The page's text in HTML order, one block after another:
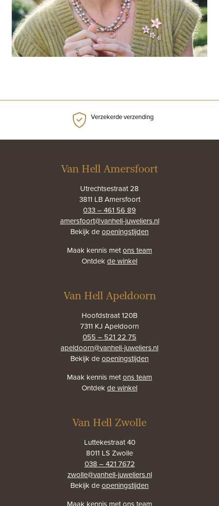
Verzekerde verzending
Van Hell Amersfoort
Utrechtsestraat 28
3811 LB Amersfoort
033 – 461 56 89
amersfoort@vanhell-juweliers.nl
Bekijk deopeningstijden
Maak kennis metons team
Ontdekde winkel
Van Hell Apeldoorn
Hoofdstraat 120B
7311 KJ Apeldoorn
055 – 521 22 75
apeldoorn@vanhell-juweliers.nl
Bekijk deopeningstijden
Maak kennis metons team
Ontdekde winkel
Van Hell Zwolle
Luttekestraat 40
8011 LS Zwolle
038 – 421 7672
zwolle@vanhell-juweliers.nl
Bekijk deopeningstijden